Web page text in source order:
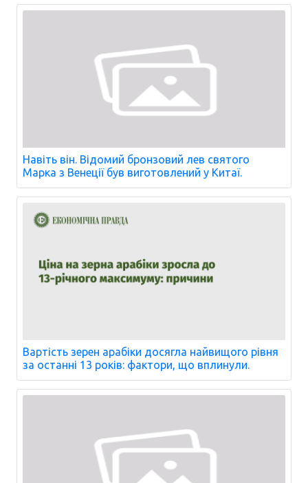
Навіть він. Відомий бронзовий лев святого
Марка з Венеції був виготовлений у Китаї.
Вартість зерен арабіки досягла найвищого рівня
за останні 13 років: фактори, що вплинули.